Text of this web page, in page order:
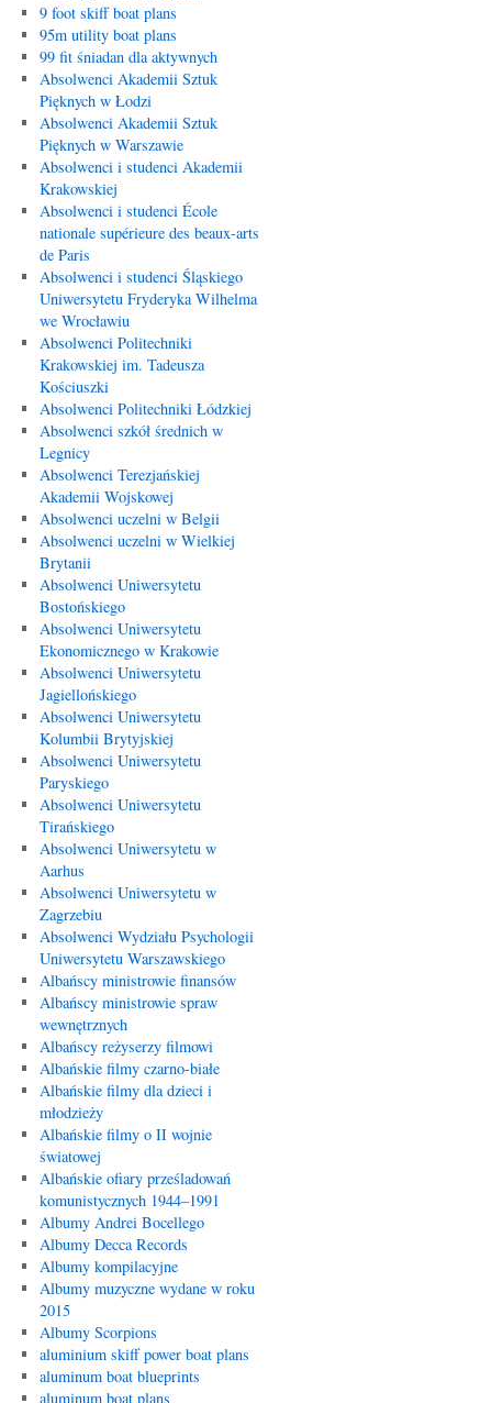
9 foot skiff boat plans
95m utility boat plans
99 fit śniadan dla aktywnych
Absolwenci Akademii Sztuk
Pięknych w Łodzi
Absolwenci Akademii Sztuk
Pięknych w Warszawie
Absolwenci i studenci Akademii
Krakowskiej
Absolwenci i studenci École
nationale supérieure des beaux-arts
de Paris
Absolwenci i studenci Śląskiego
Uniwersytetu Fryderyka Wilhelma
we Wrocławiu
Absolwenci Politechniki
Krakowskiej im. Tadeusza
Kościuszki
Absolwenci Politechniki Łódzkiej
Absolwenci szkół średnich w
Legnicy
Absolwenci Terezjańskiej
Akademii Wojskowej
Absolwenci uczelni w Belgii
Absolwenci uczelni w Wielkiej
Brytanii
Absolwenci Uniwersytetu
Bostońskiego
Absolwenci Uniwersytetu
Ekonomicznego w Krakowie
Absolwenci Uniwersytetu
Jagiellońskiego
Absolwenci Uniwersytetu
Kolumbii Brytyjskiej
Absolwenci Uniwersytetu
Paryskiego
Absolwenci Uniwersytetu
Tirańskiego
Absolwenci Uniwersytetu w
Aarhus
Absolwenci Uniwersytetu w
Zagrzebiu
Absolwenci Wydziału Psychologii
Uniwersytetu Warszawskiego
Albańscy ministrowie finansów
Albańscy ministrowie spraw
wewnętrznych
Albańscy reżyserzy filmowi
Albańskie filmy czarno-białe
Albańskie filmy dla dzieci i
młodzieży
Albańskie filmy o II wojnie
światowej
Albańskie ofiary prześladowań
komunistycznych 1944–1991
Albumy Andrei Bocellego
Albumy Decca Records
Albumy kompilacyjne
Albumy muzyczne wydane w roku
2015
Albumy Scorpions
aluminium skiff power boat plans
aluminum boat blueprints
aluminum boat plans